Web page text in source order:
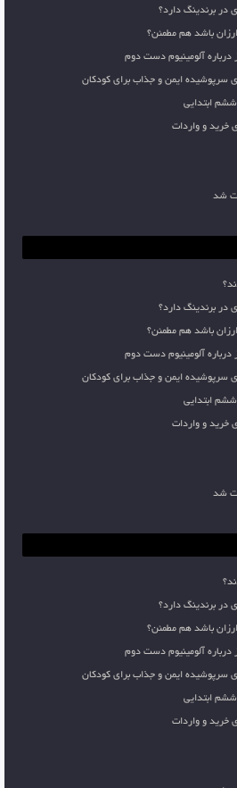
در برندینگ دارد؟
باشد هم مطمئن؟
درباره آلومینیوم دست دوم
سرپوشیده ایمن و جذاب برای کودکان
ابتدایی
خرید و واردات
شد
در برندینگ دارد؟
باشد هم مطمئن؟
درباره آلومینیوم دست دوم
سرپوشیده ایمن و جذاب برای کودکان
ابتدایی
خرید و واردات
شد
در برندینگ دارد؟
باشد هم مطمئن؟
درباره آلومینیوم دست دوم
سرپوشیده ایمن و جذاب برای کودکان
ابتدایی
خرید و واردات